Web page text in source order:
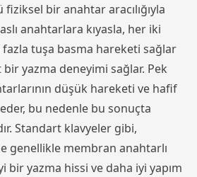
bir anahtar aracılığıyla
anahtarlara kıyasla, her iki
tuşa basma hareketi sağlar
yazma deneyimi sağlar. Pek
düşük hareketi ve hafif
bu nedenle bu sonuçta
Standart klavyeler gibi,
genellikle membran anahtarlı
bir yazma hissi ve daha iyi yapım